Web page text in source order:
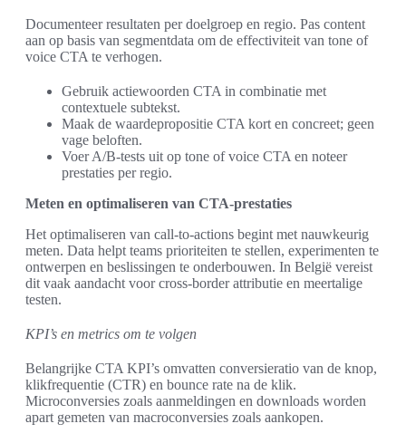
Documenteer resultaten per doelgroep en regio. Pas content
aan op basis van segmentdata om de effectiviteit van tone of
voice CTA te verhogen.
Gebruik actiewoorden CTA in combinatie met
contextuele subtekst.
Maak de waardepropositie CTA kort en concreet; geen
vage beloften.
Voer A/B-tests uit op tone of voice CTA en noteer
prestaties per regio.
Meten en optimaliseren van CTA-prestaties
Het optimaliseren van call-to-actions begint met nauwkeurig
meten. Data helpt teams prioriteiten te stellen, experimenten te
ontwerpen en beslissingen te onderbouwen. In België vereist
dit vaak aandacht voor cross-border attributie en meertalige
testen.
KPI’s en metrics om te volgen
Belangrijke CTA KPI’s omvatten conversieratio van de knop,
klikfrequentie (CTR) en bounce rate na de klik.
Microconversies zoals aanmeldingen en downloads worden
apart gemeten van macroconversies zoals aankopen.